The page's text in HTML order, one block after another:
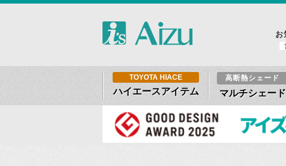
お
TOYOTA HIACE
ハイエースアイテム
高断熱シェード
マルチシェード